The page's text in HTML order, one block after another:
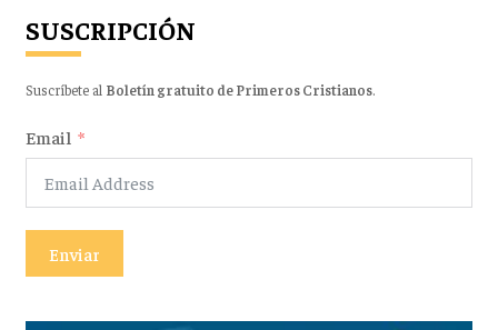
SUSCRIPCIÓN
Suscríbete al Boletín gratuito de Primeros Cristianos.
Email
Enviar